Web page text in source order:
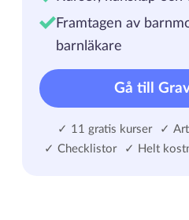
Framtagen av
barnläkare
Gå till
✓ 11 gratis kurser
✓
✓ Checklistor
✓ Helt